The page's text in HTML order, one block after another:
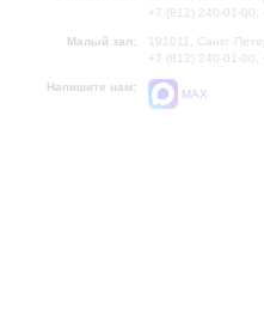
+7 (812) 240-01-00,
Малый зал:
191011, Санкт-
+7 (812) 240-01-00,
Напишите нам:
MAX